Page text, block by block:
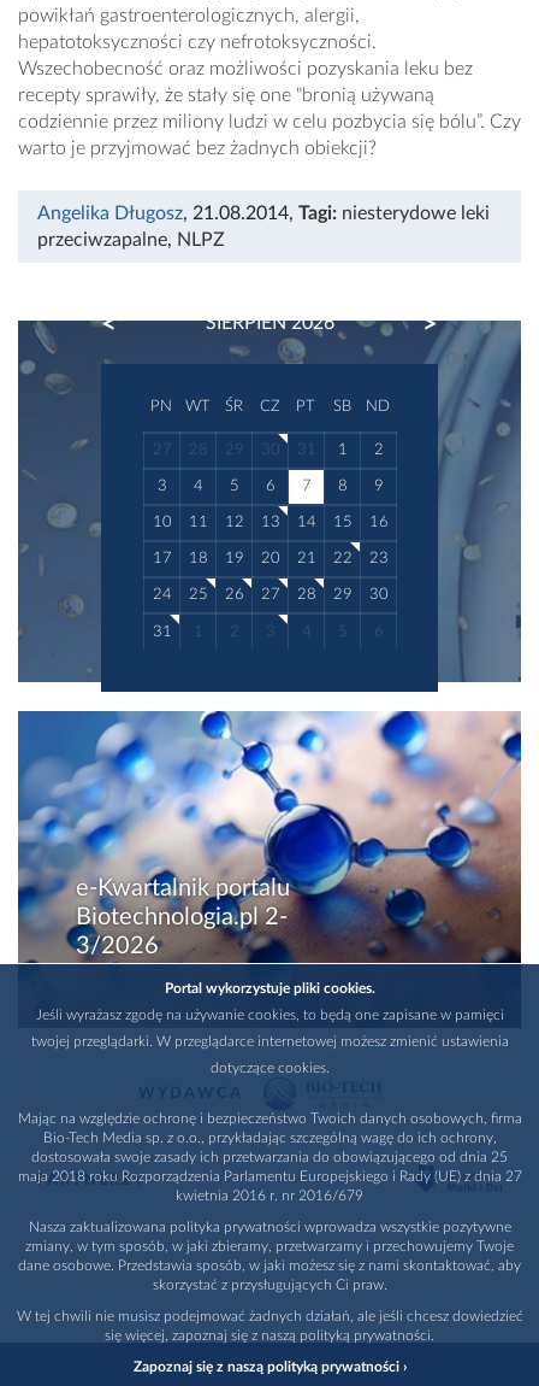
powikłań gastroenterologicznych, alergii,
hepatotoksyczności czy nefrotoksyczności.
Wszechobecność oraz możliwości pozyskania leku bez
recepty sprawiły, że stały się one "bronią używaną
codziennie przez miliony ludzi w celu pozbycia się bólu”. Czy
warto je przyjmować bez żadnych obiekcji?
Angelika Długosz, 21.08.2014, Tagi: niesterydowe leki
przeciwzapalne, NLPZ
SIERPIEŃ 2026
PREVIOUS NEXT
PN WT ŚR CZ PT SB ND
27 28 29 30 31 1 2
3 4 5 6 7 8 9
10 11 12 13 14 15 16
17 18 19 20 21 22 23
24 25 26 27 28 29 30
31 1 2 3 4 5 6
e-Kwartalnik portalu
Biotechnologia.pl 2-
3/2026
PARTNERZY
Portal wykorzystuje pliki cookies.
Jeśli wyrażasz zgodę na używanie cookies, to będą one zapisane w pamięci
twojej przeglądarki. W przeglądarce internetowej możesz zmienić ustawienia
dotyczące cookies.
Mając na względzie ochronę i bezpieczeństwo Twoich danych osobowych, firma
Bio-Tech Media sp. z o.o., przykładając szczególną wagę do ich ochrony,
dostosowała swoje zasady ich przetwarzania do obowiązującego od dnia 25
maja 2018 roku Rozporządzenia Parlamentu Europejskiego i Rady (UE) z dnia 27
kwietnia 2016 r. nr 2016/679
Nasza zaktualizowana polityka prywatności wprowadza wszystkie pozytywne
zmiany, w tym sposób, w jaki zbieramy, przetwarzamy i przechowujemy Twoje
dane osobowe. Przedstawia sposób, w jaki możesz się z nami skontaktować, aby
skorzystać z przysługujących Ci praw.
W tej chwili nie musisz podejmować żadnych działań, ale jeśli chcesz dowiedzieć
się więcej, zapoznaj się z naszą polityką prywatności.
Zapoznaj się z naszą polityką prywatności ›